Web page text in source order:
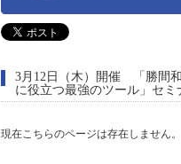
3月12日（木）開催 「勝間
に役立つ最強のツール」セミ
現在こちらのページは存在しません。